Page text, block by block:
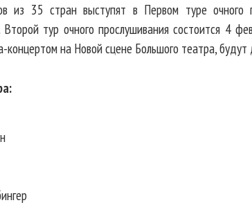
из 35 стран выступят в Первом туре очного
тур очного прослушивания состоится 4
концертом на Новой сцене Большого театра,